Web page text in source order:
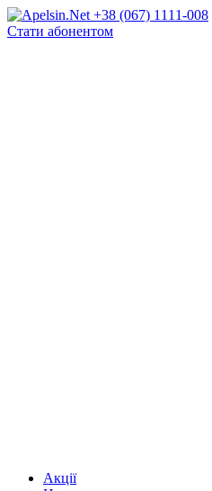
+38 (067) 1111-008
Стати абонентом
Акції